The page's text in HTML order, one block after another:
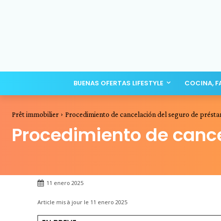
BUENAS OFERTAS LIFESTYLE COCINA,
Prêt immobilier Procedimiento de cancelación del seguro de
Procedimiento de
11 enero 2025
Article mis à jour le 11 enero 2025